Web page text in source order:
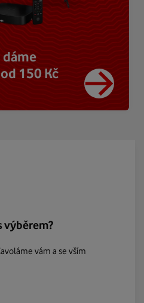
150 Kč
výběrem?
vám a se vším